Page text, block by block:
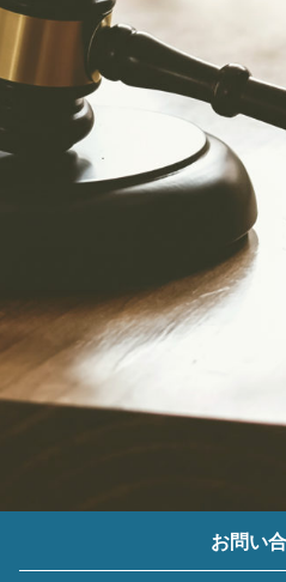
お問い